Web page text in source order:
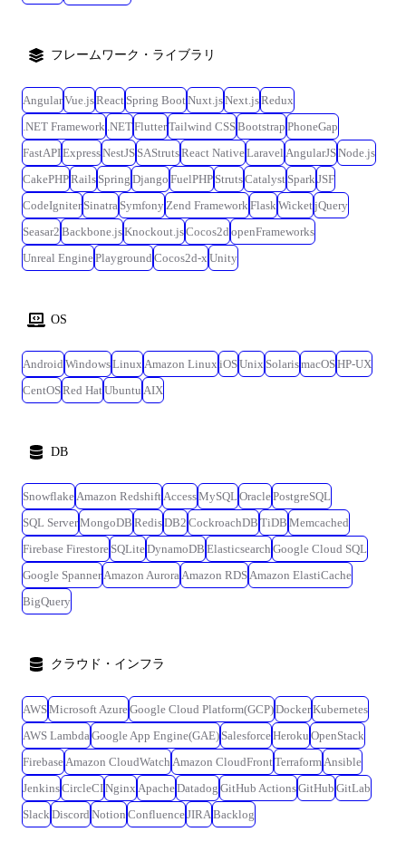
フレームワーク・ライブラリ
AngularVue.jsReact Spring BootNuxt.jsNext.jsRedux
.NET Framework .NETFlutterTailwind CSSBootstrap PhoneGap
FastAPIExpressNestJS SAStrutsReact NativeLaravel AngularJSNode.js
CakePHPRails Spring Django FuelPHP StrutsCatalyst SparkJSF
CodeIgniter Sinatra SymfonyZend FrameworkFlaskWicketjQuery
Seasar2 Backbone.jsKnockout.jsCocos2d openFrameworks
Unreal EnginePlayground Cocos2d-x Unity
OS
Android WindowsLinux Amazon Linux iOSUnix SolarismacOSHP-UX
CentOSRed HatUbuntu AIX
DB
SnowflakeAmazon RedshiftAccessMySQL OraclePostgreSQL
SQL ServerMongoDB RedisDB2 CockroachDB TiDB Memcached
Firebase Firestore SQLiteDynamoDB Elasticsearch Google Cloud SQL
Google SpannerAmazon AuroraAmazon RDSAmazon ElastiCache
BigQuery
クラウド・インフラ
AWSMicrosoft AzureGoogle Cloud Platform(GCP)DockerKubernetes
AWS LambdaGoogle App Engine(GAE) SalesforceHeroku OpenStack
FirebaseAmazon CloudWatch Amazon CloudFrontTerraformAnsible
JenkinsCircleCINginx ApacheDatadog GitHub ActionsGitHub GitLab
SlackDiscord Notion ConfluenceJIRABacklog